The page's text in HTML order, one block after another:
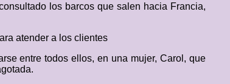
los barcos que salen hacia Francia,
atender a los clientes
entre todos ellos, en una mujer, Carol, que